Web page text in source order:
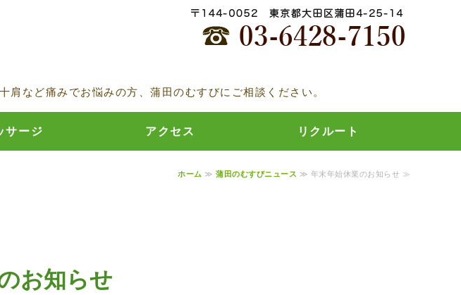
など痛みでお悩みの方、蒲田のむすびにご相談ください。
サージ アクセス リクルート
ホーム ≫ 蒲田のむすびニュース ≫ 年末年始休業のお知らせ ≫
お知らせ